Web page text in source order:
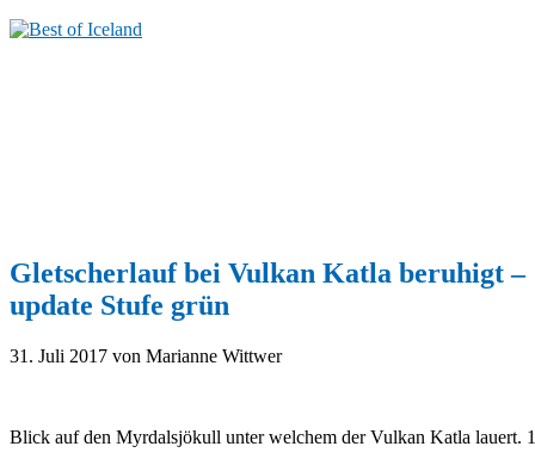
Gletscherlauf bei Vulkan Katla beruhigt –
update Stufe grün
31. Juli 2017 von Marianne Wittwer
Blick auf den Myrdalsjökull unter welchem der Vulkan Katla lauert.